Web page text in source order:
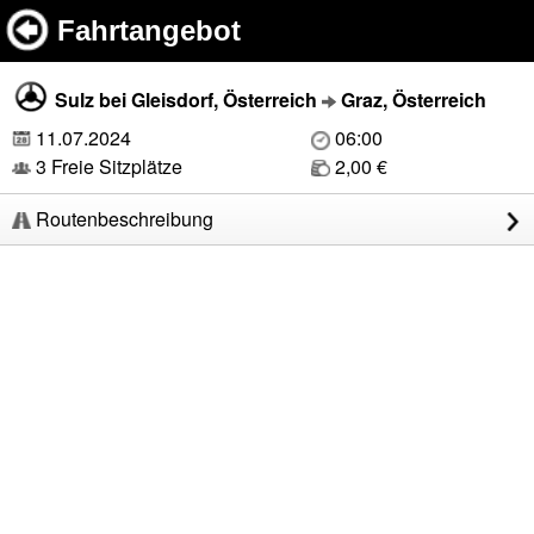
Fahrtangebot
Sulz bei Gleisdorf, Österreich
Graz, Österreich
11.07.2024
06:00
3 Freie Sitzplätze
2,00 €
Routenbeschreibung